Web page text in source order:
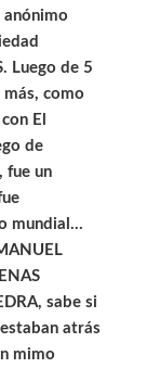
Luego de 5
más, como
El
de
fue un
mundial…
sabe si
atrás
mimo